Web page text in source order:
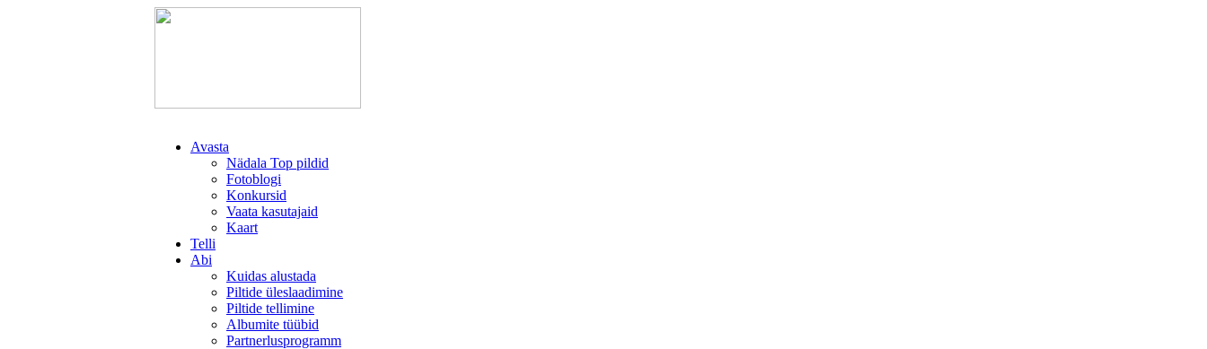
Avasta
Nädala Top pildid
Fotoblogi
Konkursid
Vaata kasutajaid
Kaart
Telli
Abi
Kuidas alustada
Piltide üleslaadimine
Piltide tellimine
Albumite tüübid
Partnerlusprogramm